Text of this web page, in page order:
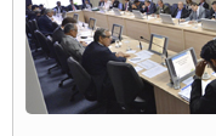
Paulinho, presidente da CNTTL,
Caminhoneiros aprovam greve a
Rodoviários de Feira Santana
salarial